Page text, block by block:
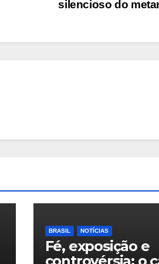
silencioso do
BRASIL NOTÍCIAS
Fé, exposição e